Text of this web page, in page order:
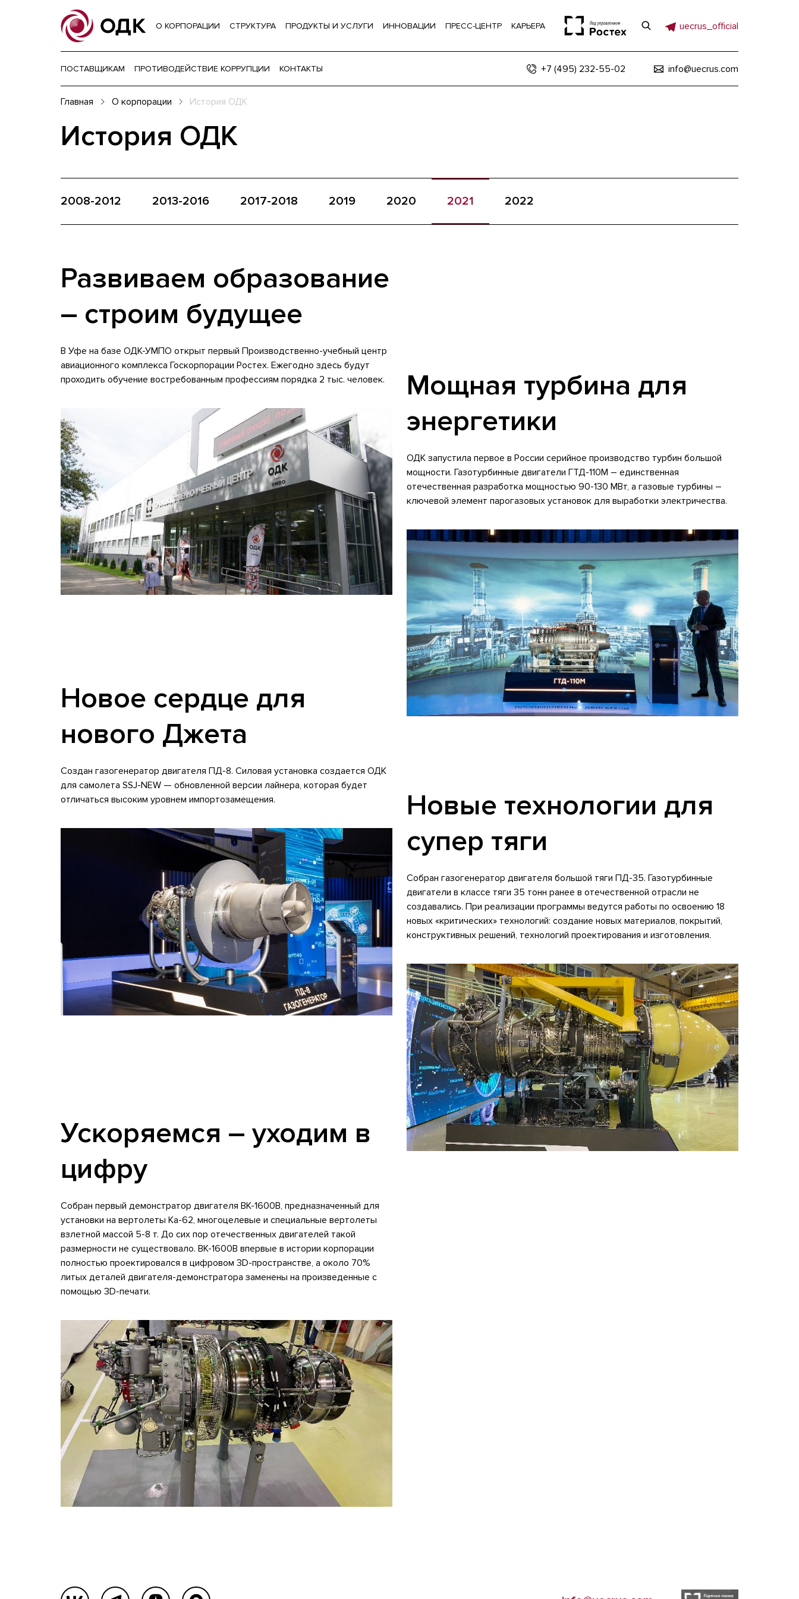
О КОРПОРАЦИИ СТРУКТУРА ПРОДУКТЫ И УСЛУГИ ИННОВАЦИИ ПРЕСС-ЦЕНТР КАРЬЕРА uecrus_official
ПОСТАВЩИКАМ ПРОТИВОДЕЙСТВИЕ КОРРУПЦИИ КОНТАКТЫ +7 (495) 232-55-02 info@uecrus.com
Главная О корпорации История ОДК
История ОДК
2008-2012 2013-2016 2017-2018 2019 2020 2021 2022
Развиваем образование
– строим будущее
В Уфе на базе ОДК-УМПО открыт первый Производственно-учебный центр
авиационного комплекса Госкорпорации Ростех. Ежегодно здесь будут
проходить обучение востребованным профессиям порядка 2 тыс. человек.
Мощная турбина для
энергетики
ОДК запустила первое в России серийное производство турбин большой
мощности. Газотурбинные двигатели ГТД-110М – единственная
отечественная разработка мощностью 90-130 МВт, а газовые турбины –
ключевой элемент парогазовых установок для выработки электричества.
Новое сердце для
нового Джета
Создан газогенератор двигателя ПД-8. Силовая установка создается ОДК
для самолета SSJ-NEW — обновленной версии лайнера, которая будет
отличаться высоким уровнем импортозамещения.
Новые технологии для
супер тяги
Собран газогенератор двигателя большой тяги ПД-35. Газотурбинные
двигатели в классе тяги 35 тонн ранее в отечественной отрасли не
создавались. При реализации программы ведутся работы по освоению 18
новых «критических» технологий: создание новых материалов, покрытий,
конструктивных решений, технологий проектирования и изготовления.
Ускоряемся – уходим в
цифру
Собран первый демонстратор двигателя ВК-1600В, предназначенный для
установки на вертолеты Ка-62, многоцелевые и специальные вертолеты
взлетной массой 5-8 т. До сих пор отечественных двигателей такой
размерности не существовало. ВК-1600В впервые в истории корпорации
полностью проектировался в цифровом 3D-пространстве, а около 70%
литых деталей двигателя-демонстратора заменены на произведенные с
помощью 3D-печати.